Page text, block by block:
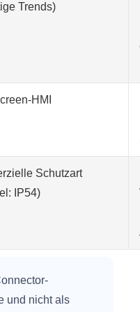
Trends)
HMI
Schutzart
IP54)
und nicht als